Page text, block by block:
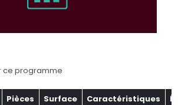
ce programme
Pièces Surface Caractéristiques